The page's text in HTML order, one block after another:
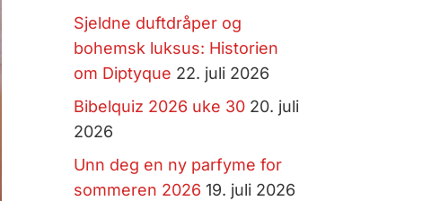
Sjeldne duftdråper og
bohemsk luksus: Historien
om Diptyque 22. juli 2026
Bibelquiz 2026 uke 30 20. juli
2026
Unn deg en ny parfyme for
sommeren 2026 19. juli 2026